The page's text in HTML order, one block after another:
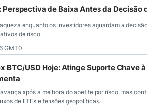
Perspectiva de Baixa Antes da Decisão
enquanto os investidores aguardam a
de risco.
GMT0
BTC/USD Hoje: Atinge Suporte Chave
após a melhora do apetite por risco, mas
de ETFs e tensões geopolíticas.